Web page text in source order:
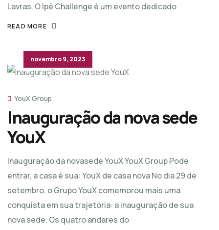
Lavras. O Ipê Challenge é um evento dedicado
READ MORE
YouX Group
Inauguração da nova sede
YouX
Inauguração da novasede YouX YouX Group Pode
entrar, a casa é sua: YouX de casa nova No dia 29 de
setembro, o Grupo YouX comemorou mais uma
conquista em sua trajetória: a inauguração de sua
nova sede. Os quatro andares do
novembro 9, 2023